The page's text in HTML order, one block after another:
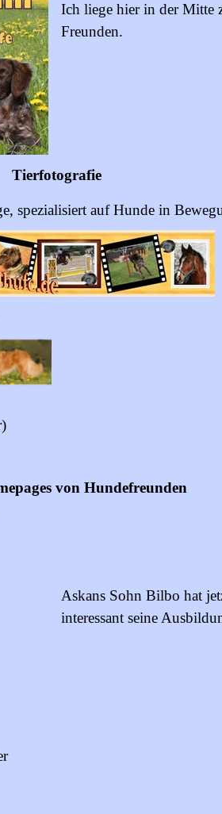
Ich liege hier in der Mitte
Freunden.
Tierfotografie
spezialisiert auf Hunde in
von Hundefreunden
Askans Sohn Bilbo hat
interessant seine